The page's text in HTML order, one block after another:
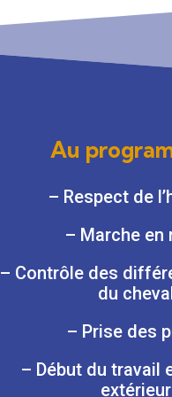
Au
– Respect de
– Marche en
– Contrôle des
du
– Prise des
– Début du travail
extérieur